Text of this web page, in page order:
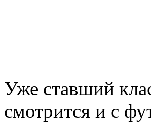
Уже ставший
смотрится и с